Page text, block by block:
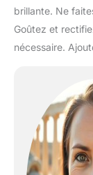
brillante. Ne
Goûtez et
nécessaire.